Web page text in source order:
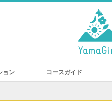
ョン コースガイド